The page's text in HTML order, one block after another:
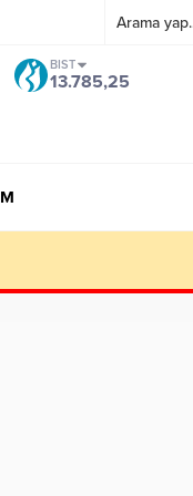
BIST
13.785,25